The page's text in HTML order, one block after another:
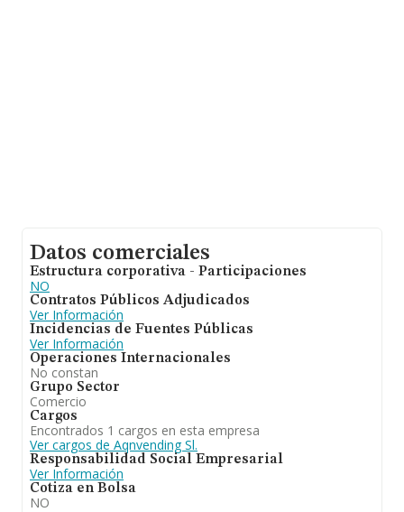
Datos comerciales
Estructura corporativa - Participaciones
NO
Contratos Públicos Adjudicados
Ver Información
Incidencias de Fuentes Públicas
Ver Información
Operaciones Internacionales
No constan
Grupo Sector
Comercio
Cargos
Encontrados 1 cargos en esta empresa
Ver cargos de Aqnvending Sl.
Responsabilidad Social Empresarial
Ver Información
Cotiza en Bolsa
NO